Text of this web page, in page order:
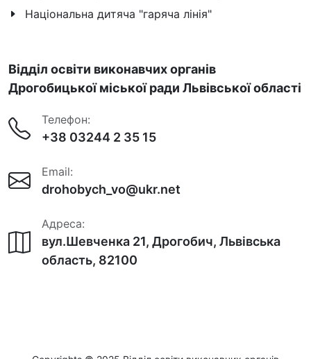
Національна дитяча "гаряча лінія"
Відділ освіти виконавчих органів
Дрогобицької міської ради Львівської області
Телефон:
+38 03244 2 35 15
Email:
drohobych_vo@ukr.net
Адреса:
вул.Шевченка 21, Дрогобич, Львівська
область, 82100